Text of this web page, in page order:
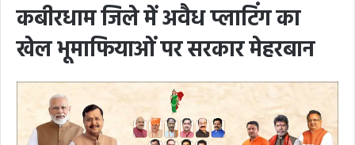
कबीरधाम जिले में अवैध प्लाटिंग का
खेल भूमाफियाओं पर सरकार मेहरबान